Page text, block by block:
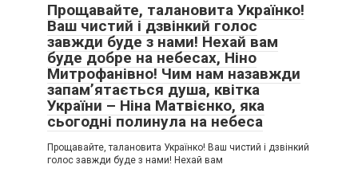
Прощавайте, талановита Українко!
Ваш чистий і дзвінкий голос
завжди буде з нами! Нехай вам
буде добре на небесах, Ніно
Митрофанівно! Чим нам назавжди
запам’ятається душа, квітка
України – Ніна Матвієнко, яка
сьогодні полинула на небеса
Прощавайте, талановита Українко! Ваш чистий і дзвінкий
голос завжди буде з нами! Нехай вам